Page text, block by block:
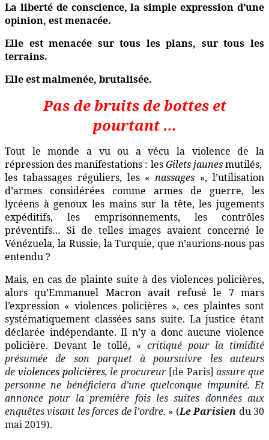
La liberté de conscience, la simple expression d’une
opinion, est menacée.
Elle est menacée sur tous les plans, sur tous les
terrains.
Elle est malmenée, brutalisée.
Pas de bruits de bottes et
pourtant …
Tout le monde a vu ou a vécu la violence de la
répression des manifestations : lesGilets jaunesmutilés,
les tabassages réguliers, les «nassages », l’utilisation
d’armes considérées comme armes de guerre, les
lycéens à genoux les mains sur la tête, les jugements
expéditifs, les emprisonnements, les contrôles
préventifs… Si de telles images avaient concerné le
Vénézuela, la Russie, la Turquie, que n’aurions-nous pas
entendu ?
Mais, en cas de plainte suite à des violences policières,
alors qu’Emmanuel Macron avait refusé le 7 mars
l’expression « violences policières », ces plaintes sont
systématiquement classées sans suite. La justice étant
déclarée indépendante. Il n’y a donc aucune violence
policière. Devant le tollé, « critiqué pour la timidité
présumée de son parquet à poursuivre les auteurs
de violences policières, le procureur [de Paris]assure que
personne ne bénéficiera d’une quelconque impunité. Et
annonce pour la première fois les suites données aux
enquêtes visant les forces de l’ordre. » (Le Parisien du 30
mai 2019).